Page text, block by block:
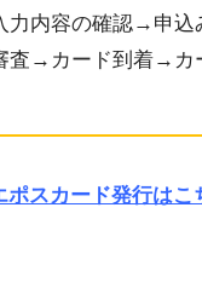
力内容の確認→申
査→カード到着→カ
ポスカード発行はこ